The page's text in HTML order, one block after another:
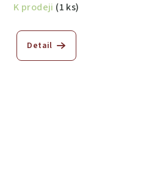
K prodeji (1 ks)
Detail